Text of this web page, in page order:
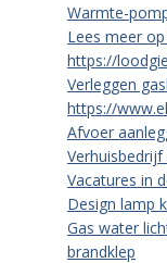
Warmte-
Lees meer
https://
Verleggen
https://
Afvoer
Vacatures in
Design lamp
Gas water
brandklep